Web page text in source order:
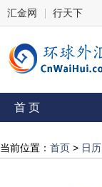
汇金网 行天下
首 页
当前位置： 首页 > 日历